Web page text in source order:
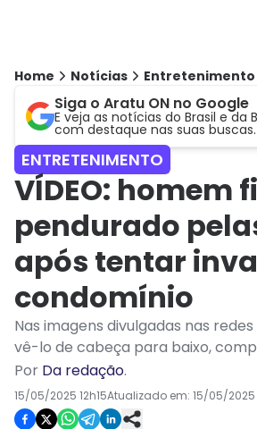
Home Notícias Entretenimento
Siga o Aratu ON no Google
E veja as notícias do Brasil e da
com destaque nas suas buscas.
ENTRETENIMENTO
VÍDEO: homem
pendurado
após tentar
condomínio
Nas imagens divulgadas nas
vê-lo de cabeça para baixo,
Por Da redação.
15/05/2025 12h15Atualizado em: 15/05/2025